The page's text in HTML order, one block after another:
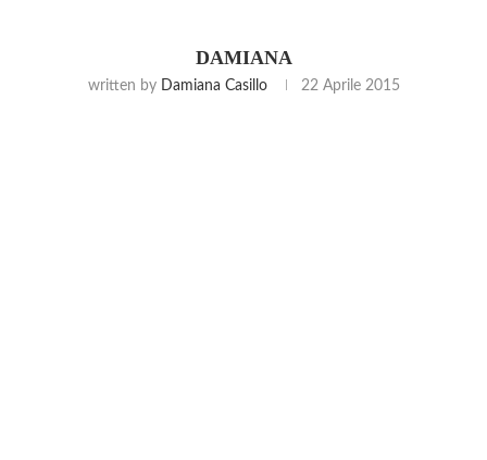
DAMIANA
written by Damiana Casillo 22 Aprile 2015